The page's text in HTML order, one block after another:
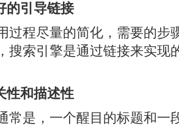
引导链接
过程尽量的简化，需要的步
搜索引擎是通过链接来实现
性和描述性
常是，一个醒目的标题和一